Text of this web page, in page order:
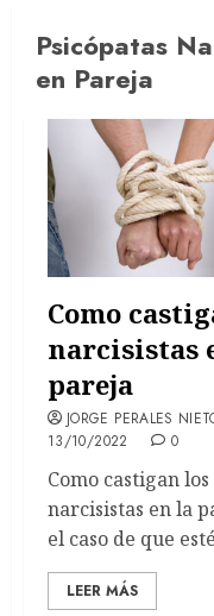
Psicópatas
en Pareja
Como
narcisistas
pareja
JORGE PERALES
13/10/2022
0
Como castigan los
narcisistas en la
el caso de que
LEER MÁS